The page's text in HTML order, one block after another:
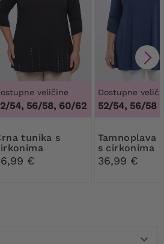
50, 52/54, 56/58, 60/62
veličine
54, 56/58, 60/62
s
€
Dostupne
52/54, 56/58
Tamnoplava tunika
s cirkonima
36,99 €
